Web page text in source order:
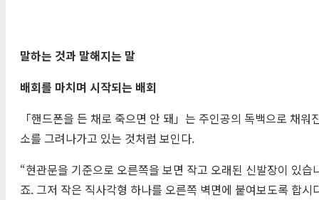
말하는 것과 말해지는 말
배회를 마치며 시작되는 배회
「핸드폰을 든 채로 죽으면 안 돼」는 주인공의 독백으로 채
소를 그려나가고 있는 것처럼 보인다.
“현관문을 기준으로 오른쪽을 보면 작고 오래된 신발장이 있
죠. 그저 작은 직사각형 하나를 오른쪽 벽면에 붙여보도록 합